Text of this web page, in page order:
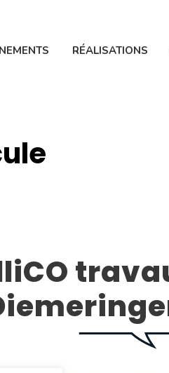
RÉALISATIONS